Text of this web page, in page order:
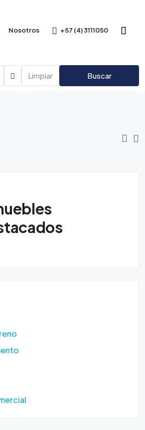
Nosotros +57 (4) 3111050
Limpiar Buscar